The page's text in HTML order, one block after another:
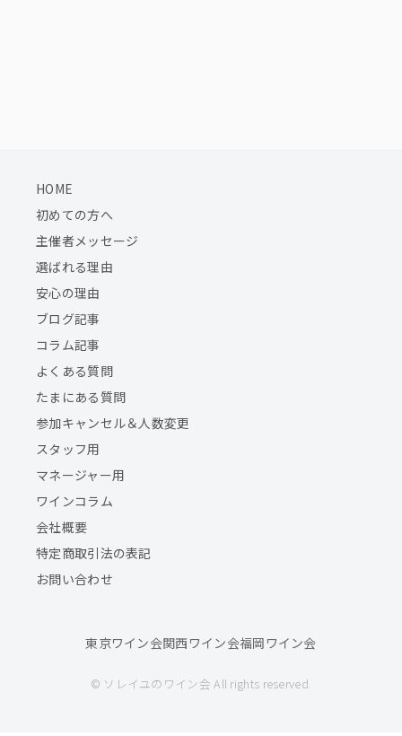
HOME
初めての方へ
主催者メッセージ
選ばれる理由
安心の理由
ブログ記事
コラム記事
よくある質問
たまにある質問
参加キャンセル＆人数変更
スタッフ用
マネージャー用
ワインコラム
会社概要
特定商取引法の表記
お問い合わせ
東京ワイン会関西ワイン会福岡ワイン会
© ソレイユのワイン会 All rights reserved.